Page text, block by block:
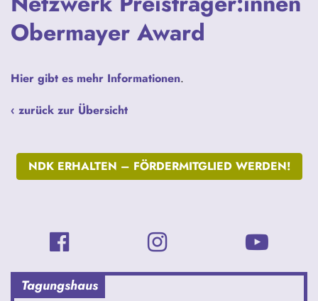
Obermayer Award
Hier gibt es mehr Informationen.
‹ zurück zur Übersicht
NDK ERHALTEN – FÖRDERMITGLIED WERDEN!
Tagungshaus